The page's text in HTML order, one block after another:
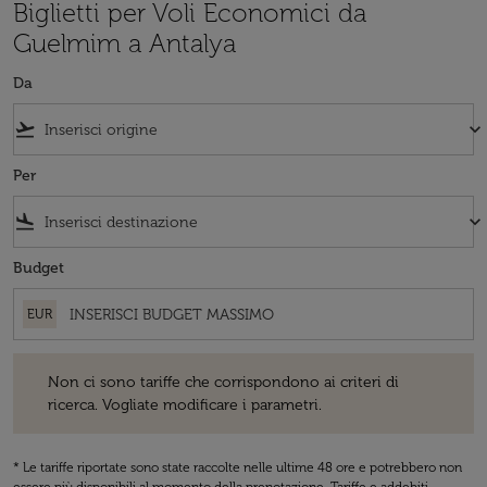
Biglietti per Voli Economici da
Guelmim a Antalya
Da
flight_takeoff keyboard_arrow_down
Per
flight_land keyboard_arrow_down
Budget
EUR
Non ci sono tariffe che corrispondono ai criteri di
ricerca. Vogliate modificare i parametri.
* Le tariffe riportate sono state raccolte nelle ultime 48 ore e potrebbero non